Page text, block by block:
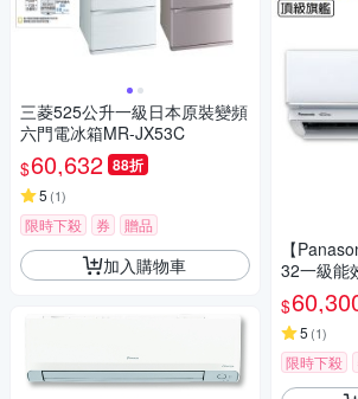
三菱525公升一級日本原裝變頻
六門電冰箱MR-JX53C
$60,632 88折
5 (1)
限時下殺 券 贈品
加入購物車
【
32一級能
冷暖分離
2/CS-
$
5 (1)
限時下殺